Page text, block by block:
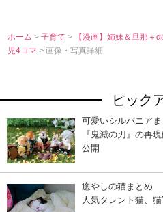
ホーム >子育て>
【漫画】姉妹＆旦那＋
児4コマ> 画像・写真詳細
ピック
可愛いシルバニアま
『鬼滅の刃』の再
公開
癒やしの猫まとめ
人気タレント猫、